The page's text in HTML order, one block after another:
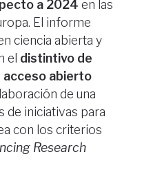
a 2024 en las
El informe
ciencia abierta y
el distintivo de
acceso abierto
de una
de iniciativas para
con los criterios
Research